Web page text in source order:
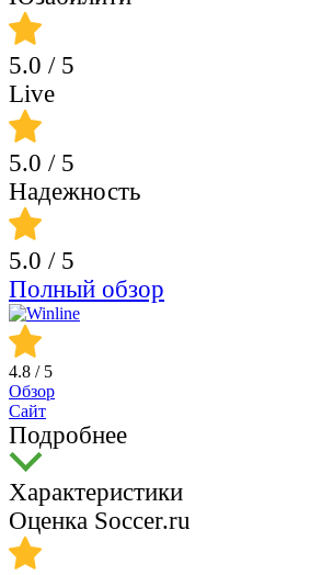
5.0 / 5
Live
5.0 / 5
Надежность
5.0 / 5
Полный обзор
4.8 / 5
Обзор
Сайт
Подробнее
Характеристики
Оценка Soccer.ru